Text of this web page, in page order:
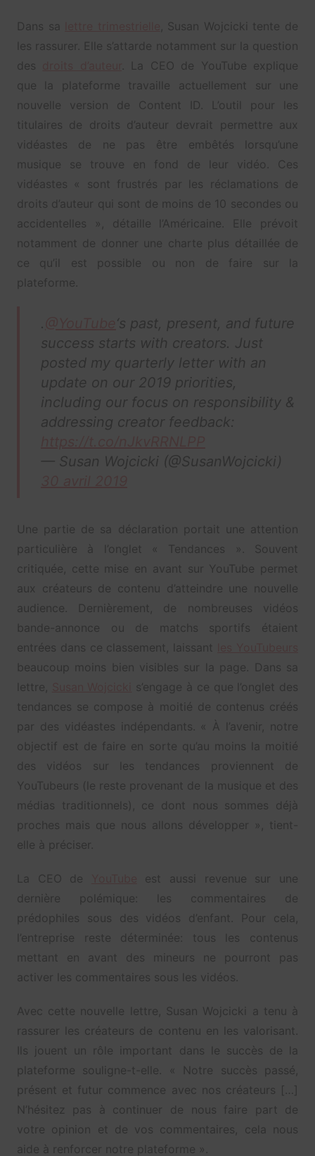
Dans sa
, Susan Wojcicki tente de
les rassurer. Elle s’attarde notamment sur la question
des
. La CEO de YouTube explique
que la plateforme travaille actuellement sur une
nouvelle version de Content ID. L’outil pour les
titulaires de droits d’auteur devrait permettre aux
vidéastes de ne pas être embêtés lorsqu’une
musique se trouve en fond de leur vidéo. Ces
vidéastes « sont frustrés par les réclamations de
droits d’auteur qui sont de moins de 10 secondes ou
accidentelles », détaille l’Américaine. Elle prévoit
notamment de donner une charte plus détaillée de
ce qu’il est possible ou non de faire sur la
plateforme.
.
‘s past, present, and future
success starts with creators. Just
posted my quarterly letter with an
update on our 2019 priorities,
including our focus on responsibility &
addressing creator feedback:
— Susan Wojcicki (@SusanWojcicki)
Une partie de sa déclaration portait une attention
particulière à l’onglet « Tendances ». Souvent
critiquée, cette mise en avant sur YouTube permet
aux créateurs de contenu d’atteindre une nouvelle
audience. Dernièrement, de nombreuses vidéos
bande-annonce ou de matchs sportifs étaient
entrées dans ce classement, laissant
beaucoup moins bien visibles sur la page. Dans sa
lettre,
s’engage à ce que l’onglet des
tendances se compose à moitié de contenus créés
par des vidéastes indépendants. « À l’avenir, notre
objectif est de faire en sorte qu’au moins la moitié
des vidéos sur les tendances proviennent de
YouTubeurs (le reste provenant de la musique et des
médias traditionnels), ce dont nous sommes déjà
proches mais que nous allons développer », tient-
elle à préciser.
La CEO de
est aussi revenue sur une
dernière polémique: les commentaires de
prédophiles sous des vidéos d’enfant. Pour cela,
l’entreprise reste déterminée: tous les contenus
mettant en avant des mineurs ne pourront pas
activer les commentaires sous les vidéos.
Avec cette nouvelle lettre, Susan Wojcicki a tenu à
rassurer les créateurs de contenu en les valorisant.
Ils jouent un rôle important dans le succès de la
plateforme souligne-t-elle. « Notre succès passé,
présent et futur commence avec nos créateurs […]
N’hésitez pas à continuer de nous faire part de
votre opinion et de vos commentaires, cela nous
aide à renforcer notre plateforme ».